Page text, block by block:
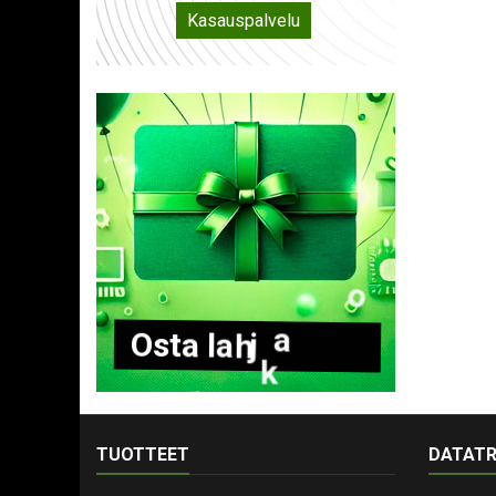
Kasauspalvelu
Osta lahj ak
TUOTTEET